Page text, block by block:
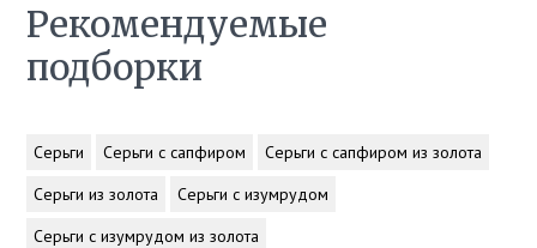
Рекомендуемые
подборки
Серьги Серьги с сапфиром
Серьги с сапфиром из золота
Серьги из золота
Серьги с изумрудом
Серьги с изумрудом из золота